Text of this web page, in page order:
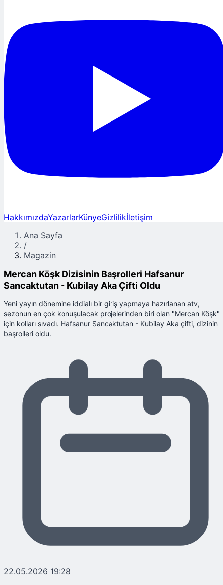
HakkımızdaYazarlarKünyeGizlilikİletişim
Ana Sayfa
/
Magazin
Mercan Köşk Dizisinin Başrolleri Hafsanur
Sancaktutan - Kubilay Aka Çifti Oldu
Yeni yayın dönemine iddialı bir giriş yapmaya hazırlanan atv,
sezonun en çok konuşulacak projelerinden biri olan "Mercan Köşk"
için kolları sıvadı. Hafsanur Sancaktutan - Kubilay Aka çifti, dizinin
başrolleri oldu.
22.05.2026 19:28